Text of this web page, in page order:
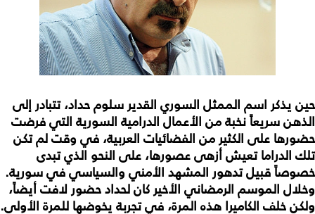
حين يذكر اسم الممثل السوري القدير سلوم حداد، تتبادر إلى
الذهن سريعاً نخبة من الأعمال الدرامية السورية التي فرضت
حضورها على الكثير من الفضائيات العربية، في وقت لم تكن
تلك الدراما تعيش أزهى عصورها، على النحو الذي تبدى
خصوصاً قبيل تدهور المشهد الأمني والسياسي في سورية.
وخلال الموسم الرمضاني الأخير كان لحداد حضور لافت أيضاً،
ولكن خلف الكاميرا هذه المرة، في تجربة يخوضها للمرة الأولى.